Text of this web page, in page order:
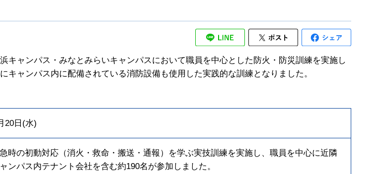
キャンパス・みなとみらいキャンパスにおいて職員を中心とした防火・防災訓練を実施し
ャンパス内に配備されている消防設備も使用した実践的な訓練となりました。
20日(水)
時の初動対応（消火・救命・搬送・通報）を学ぶ実技訓練を実施し、職員を中心に近隣
ンパス内テナント会社を含む約190名が参加しました。